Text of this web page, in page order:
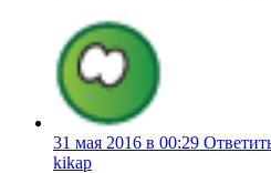
31 мая 2016 в 00:29
kikap